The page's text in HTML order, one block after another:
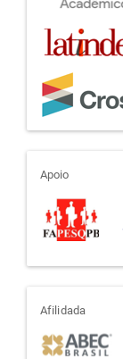
apoio
Apoio
Afilidada